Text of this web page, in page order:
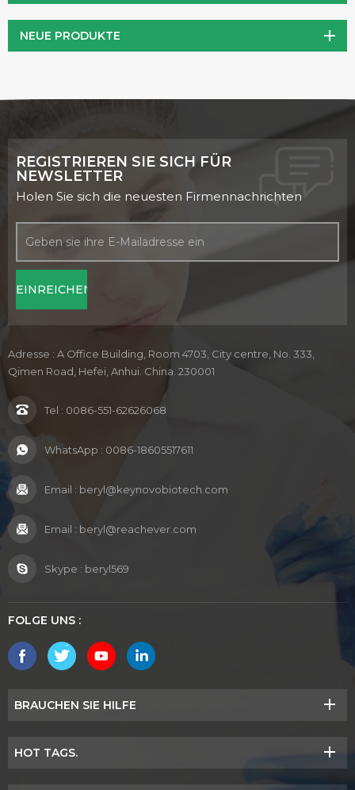
NEUE PRODUKTE
REGISTRIEREN SIE SICH FÜR
NEWSLETTER
Holen Sie sich die neuesten Firmennachrichten
Adresse : A Office Building, Room 4703, City centre, No. 333,
Qimen Road, Hefei, Anhui. China. 230001
Tel : 0086-551-62626068
WhatsApp : 0086-18605517611
Email : beryl@keynovobiotech.com
Email : beryl@reachever.com
Skype : beryl569
FOLGE UNS :
BRAUCHEN SIE HILFE
HOT TAGS.